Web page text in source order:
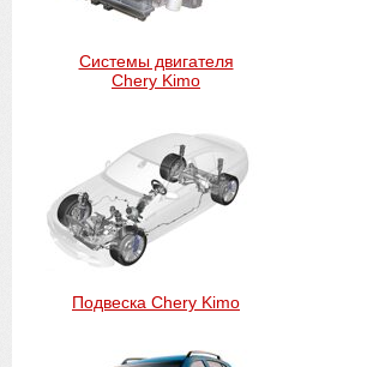
Системы двигателя
Chery Kimo
Подвеска Chery Kimo